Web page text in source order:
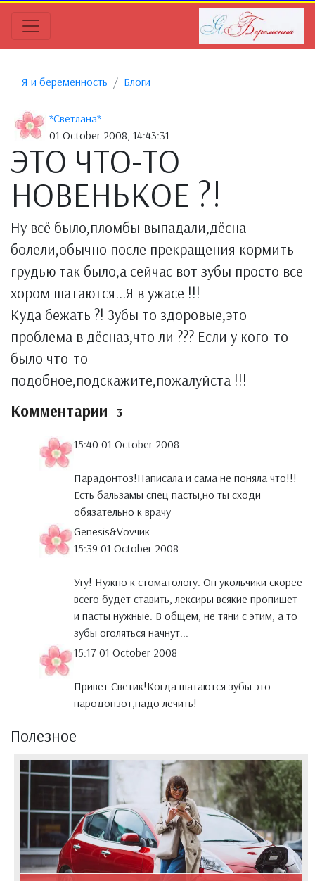
Я и беременность Блоги
*Светлана*
01 October 2008, 14:43:31
ЭТО ЧТО-ТО
НОВЕНЬКОЕ ?!
Ну всё было,пломбы выпадали,дёсна
болели,обычно после прекращения кормить
грудью так было,а сейчас вот зубы просто все
хором шатаются...Я в ужасе !!!
Куда бежать ?! Зубы то здоровые,это
проблема в дёсназ,что ли ??? Если у кого-то
было что-то
подобное,подскажите,пожалуйста !!!
Комментарии 3
15:40 01 October 2008
Парадонтоз!Написала и сама не поняла что!!!
Есть бальзамы спец пасты,но ты сходи
обязательно к врачу
Genesis&Vovчик
15:39 01 October 2008
Угу! Нужно к стоматологу. Он укольчики скорее
всего будет ставить, лексиры всякие пропишет
и пасты нужные. В общем, не тяни с этим, а то
зубы оголяться начнут...
15:17 01 October 2008
Привет Светик!Когда шатаются зубы это
пародонзот,надо лечить!
Полезное